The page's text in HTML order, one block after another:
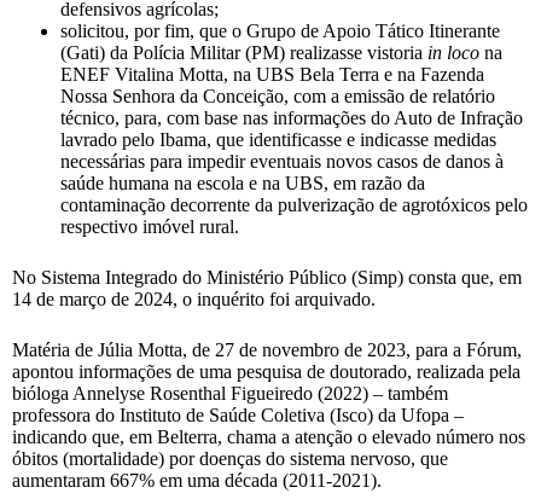
defensivos agrícolas;
solicitou, por fim, que o Grupo de Apoio Tático Itinerante
(Gati) da Polícia Militar (PM) realizasse vistoria in loco na
ENEF Vitalina Motta, na UBS Bela Terra e na Fazenda
Nossa Senhora da Conceição, com a emissão de relatório
técnico, para, com base nas informações do Auto de Infração
lavrado pelo Ibama, que identificasse e indicasse medidas
necessárias para impedir eventuais novos casos de danos à
saúde humana na escola e na UBS, em razão da
contaminação decorrente da pulverização de agrotóxicos pelo
respectivo imóvel rural.
No Sistema Integrado do Ministério Público (Simp) consta que, em
14 de março de 2024, o inquérito foi arquivado.
Matéria de Júlia Motta, de 27 de novembro de 2023, para a Fórum,
apontou informações de uma pesquisa de doutorado, realizada pela
bióloga Annelyse Rosenthal Figueiredo (2022) – também
professora do Instituto de Saúde Coletiva (Isco) da Ufopa –
indicando que, em Belterra, chama a atenção o elevado número nos
óbitos (mortalidade) por doenças do sistema nervoso, que
aumentaram 667% em uma década (2011-2021).